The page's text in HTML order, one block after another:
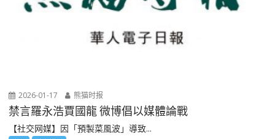
2026-01-17 熊猫时报
禁言羅永浩賈國龍 微博倡以媒體論戰
【社交网媒】因「預製菜風波」導致...